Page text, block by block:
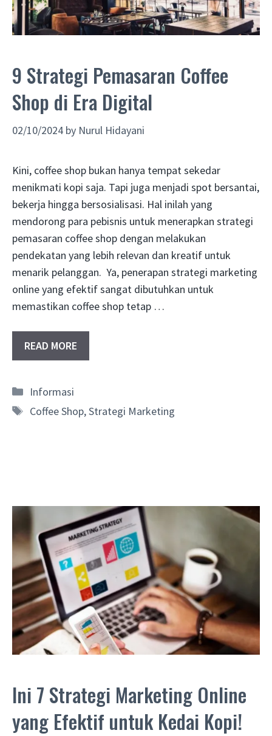
9 Strategi Pemasaran Coffee
Shop di Era Digital
02/10/2024 by Nurul Hidayani
Kini, coffee shop bukan hanya tempat sekedar
menikmati kopi saja. Tapi juga menjadi spot bersantai,
bekerja hingga bersosialisasi. Hal inilah yang
mendorong para pebisnis untuk menerapkan strategi
pemasaran coffee shop dengan melakukan
pendekatan yang lebih relevan dan kreatif untuk
menarik pelanggan. Ya, penerapan strategi marketing
online yang efektif sangat dibutuhkan untuk
memastikan coffee shop tetap …
READ MORE
Categories
Informasi
Tags
Coffee Shop,Strategi Marketing
Ini 7 Strategi Marketing Online
yang Efektif untuk Kedai Kopi!